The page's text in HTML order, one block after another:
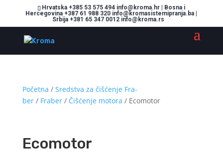
Hrvatska +385 53 575 494 info@kroma.hr | Bosna i
Hercegovina +387 61 988 320 info@kromasistemipranja.ba |
Srbija +381 65 347 0012 info@kroma.rs
Početna / Sredstva za čišćenje Fra-
ber/ Fraber/ Čišćenje motora / Ecomotor
Ecomotor